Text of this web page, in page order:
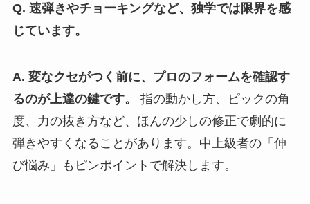
Q. 速弾きやチョーキングなど、独学では限界を感
じています。
A. 変なクセがつく前に、プロのフォームを確認す
るのが上達の鍵です。
指の動かし方、ピックの角
度、力の抜き方など、ほんの少しの修正で劇的に
弾きやすくなることがあります。中上級者の「伸
び悩み」もピンポイントで解決します。